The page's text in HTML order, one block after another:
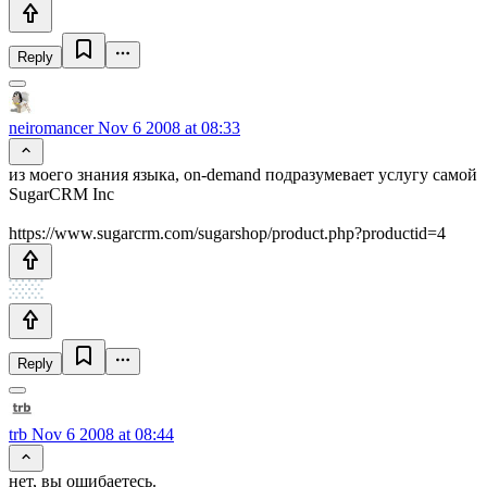
Reply
neiromancerNov 6 2008 at 08:33
из моего знания языка, on-demand подразумевает услугу самой
SugarCRM Inc
https://www.sugarcrm.com/sugarshop/product.php?productid=4
Reply
trb Nov 6 2008 at 08:44
нет, вы ошибаетесь.